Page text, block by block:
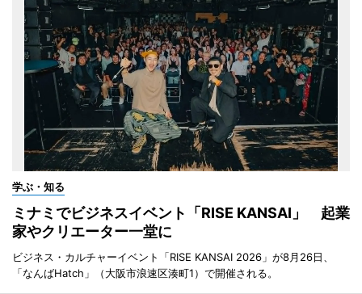
学ぶ・知る
ミナミでビジネスイベント「RISE KANSAI」 起業
家やクリエーター一堂に
ビジネス・カルチャーイベント「RISE KANSAI 2026」が8月26日、
「なんばHatch」（大阪市浪速区湊町1）で開催される。